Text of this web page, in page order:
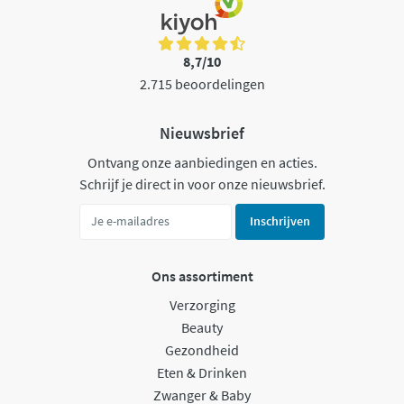
8,7/10
2.715 beoordelingen
Nieuwsbrief
Ontvang onze aanbiedingen en acties.
Schrijf je direct in voor onze nieuwsbrief.
Inschrijven
Ons assortiment
Verzorging
Beauty
Gezondheid
Eten & Drinken
Zwanger & Baby